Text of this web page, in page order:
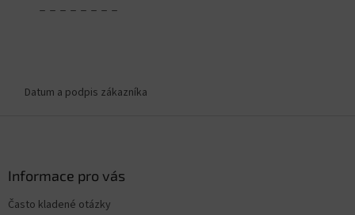
Datum a podpis zákazníka
Informace pro vás
Často kladené otázky